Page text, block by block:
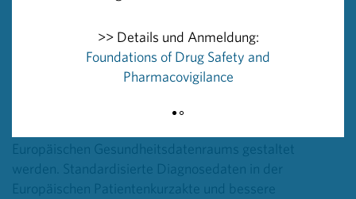
großer Gewinn, nicht nur für Versorgung, Planung und
Forschung, sondern vor allem für die betroffenen
Patientinnen und Patienten. Österreich hat mit seiner
eHealth-Strategie eine gute Basis geschaffen. Nationale
Anstrengungen zur Datenerfassung und -verfügbarkeit
Europäischen Gesundheitsdatenraums gestaltet
werden. Standardisierte Diagnosedaten in der
Europäischen Patientenkurzakte und bessere
>> Details und Anmeldung:
Foundations of Drug Safety and
Pharmacovigilance